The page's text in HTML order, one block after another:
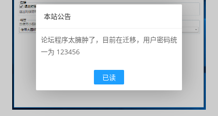
本站公告
论坛程序太臃肿了，目前在迁移，用户密码统
一为 123456
已读